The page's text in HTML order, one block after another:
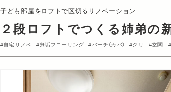
子ども部屋をロフトで区切るリノベーション
２段ロフトでつくる姉弟の
自宅リノベ 無垢フローリング バーチ（カバ） クリ 玄関